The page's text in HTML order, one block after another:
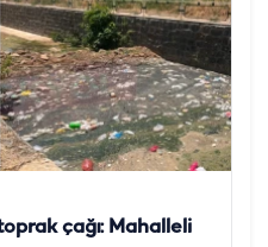
çağı: Mahalleli